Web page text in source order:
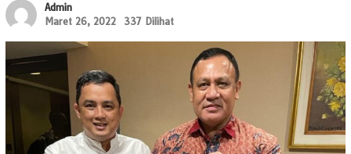
Admin
Maret 26, 2022
337 Dilihat